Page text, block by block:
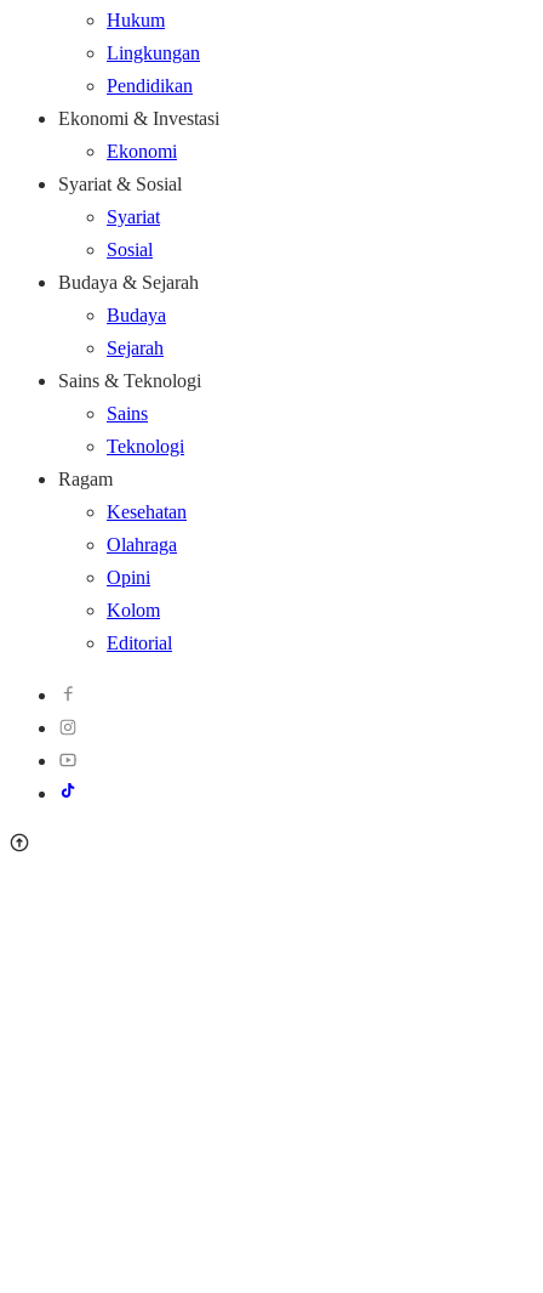
Hukum
Lingkungan
Pendidikan
Ekonomi & Investasi
Ekonomi
Syariat & Sosial
Syariat
Sosial
Budaya & Sejarah
Budaya
Sejarah
Sains & Teknologi
Sains
Teknologi
Ragam
Kesehatan
Olahraga
Opini
Kolom
Editorial